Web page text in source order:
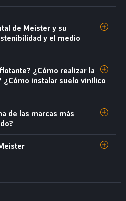
de Meister y su
y el medio
¿Cómo realizar la
¿Cómo instalar suelo vinílico
de las marcas más